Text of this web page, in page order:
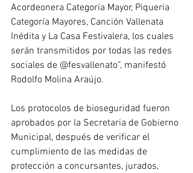
Acordeonera Categoría Mayor, Piqueria
Categoría Mayores, Canción Vallenata
Inédita y La Casa Festivalera, los cuales
serán transmitidos por todas las redes
sociales de @fesvallenato”, manifestó
Rodolfo Molina Araújo.
Los protocolos de bioseguridad fueron
aprobados por la Secretaria de Gobierno
Municipal, después de verificar el
cumplimiento de las medidas de
protección a concursantes, jurados,